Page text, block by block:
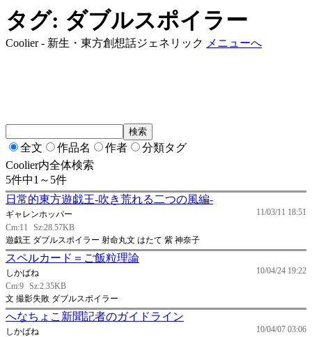
タグ: ダブルスポイラー
Coolier - 新生・東方創想話ジェネリック メニューへ
全文 作品名 作者
分類タグ
Coolier内全体検索
5件中1～5件
日常的東方遊戯王-吹き荒れる二つの風編-
11/03/11 18:51
ギャレンホッパー
Cm:11
Sz:28.57KB
遊戯王 ダブルスポイラー 射命丸文 はたて 紫 神奈子
スペルカード＝ご飯粒理論
10/04/24 19:22
しかばね
Cm:9 Sz:2.35KB
文 撮影失敗 ダブルスポイラー
へなちょこ新聞記者のガイドライン
10/04/07 03:06
しかばね